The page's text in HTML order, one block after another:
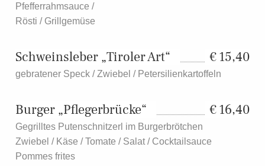
Pfefferrahmsauce /
Rösti / Grillgemüse
Schweinsleber „Tiroler Art“ 15,40
gebratener Speck / Zwiebel / Petersilienkartoffeln
Burger „Pflegerbrücke“ 16,40
Gegrilltes Putenschnitzerl im Burgerbrötchen
Zwiebel / Käse / Tomate / Salat / Cocktailsauce
Pommes frites